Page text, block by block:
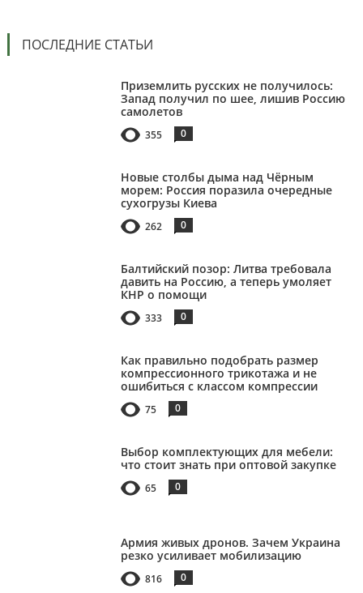
ПОСЛЕДНИЕ СТАТЬИ
Приземлить русских не получилось:
Запад получил по шее, лишив Россию
самолетов
355 0
Новые столбы дыма над Чёрным
морем: Россия поразила очередные
сухогрузы Киева
262 0
Балтийский позор: Литва требовала
давить на Россию, а теперь умоляет
КНР о помощи
333 0
Как правильно подобрать размер
компрессионного трикотажа и не
ошибиться с классом компрессии
75 0
Выбор комплектующих для мебели:
что стоит знать при оптовой закупке
65 0
Армия живых дронов. Зачем Украина
резко усиливает мобилизацию
816 0